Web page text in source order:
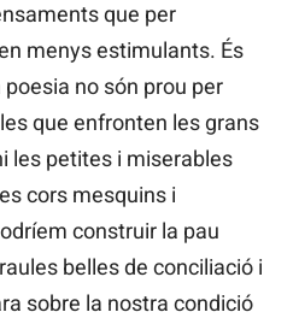
que per
menys estimulants. És
no són prou per
que enfronten les grans
les petites i miserables
cors mesquins i
construir la pau
belles de conciliació i
sobre la nostra condició